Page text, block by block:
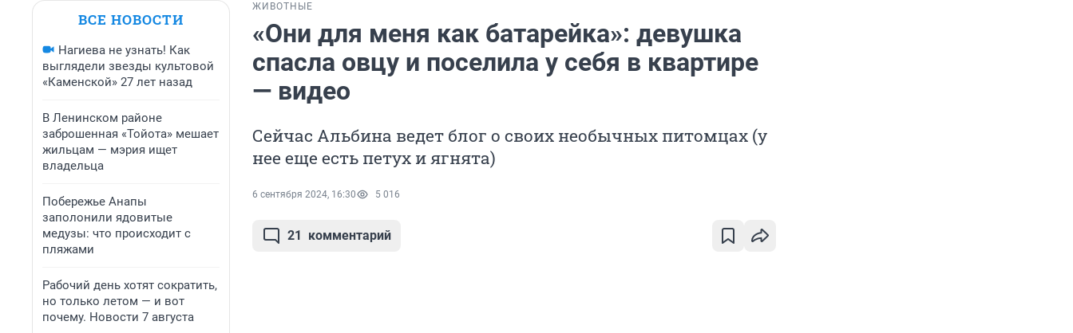
ВСЕ НОВОСТИ
Нагиева не узнать! Как
выглядели звезды культовой
«Каменской» 27 лет назад
В Ленинском районе
заброшенная «Тойота» мешает
жильцам — мэрия ищет
владельца
Побережье Анапы
заполонили ядовитые
медузы: что происходит с
пляжами
Рабочий день хотят сократить,
но только летом — и вот
почему. Новости 7 августа
ЖИВОТНЫЕ
«Они для меня как батарейка»: девушка
спасла овцу и поселила у себя в квартире
— видео
Сейчас Альбина ведет блог о своих необычных питомцах (у
нее еще есть петух и ягнята)
6 сентября 2024, 16:30 5 016
21 комментарий